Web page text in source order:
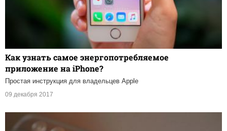
Как узнать самое энергопотребляемое
приложение на iPhone?
Простая инструкция для владельцев Apple
09 декабря 2017